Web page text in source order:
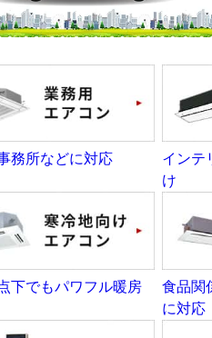
務所などに対応
インテ
け
下でもパワフル暖房
食品関
に対応